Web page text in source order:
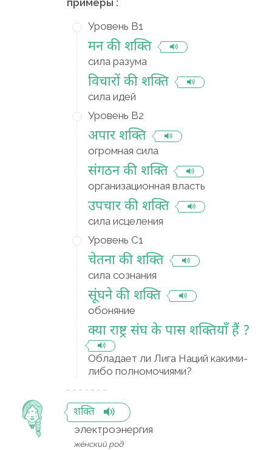
Уровень B1
मन की शक्ति
сила разума
विचारों की शक्ति
сила идей
Уровень B2
अपार शक्ति
огромная сила
संगठन की शक्ति
организационная власть
उपचार की शक्ति
сила исцеления
Уровень C1
चेतना की शक्ति
сила сознания
सूंघने की शक्ति
обоняние
क्या राष्ट्र संघ के पास शक्तियाँ हैं ?
Обладает ли Лига Наций какими-
либо полномочиями?
शक्ति
электроэнергия
же́нский род